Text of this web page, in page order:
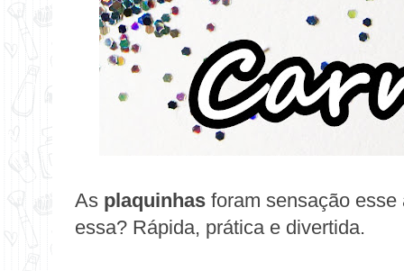
As plaquinhas foram sensação
essa? Rápida, prática e divertida.